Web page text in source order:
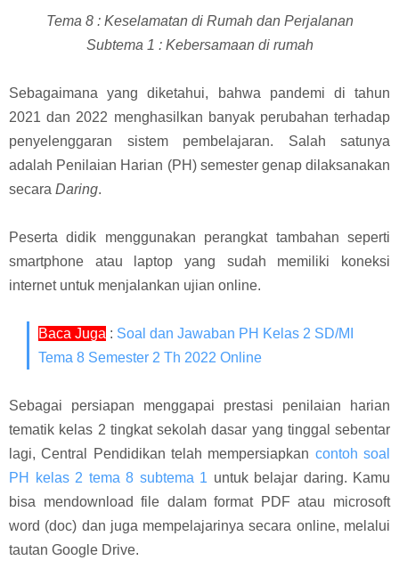
Tema 8 : Keselamatan di Rumah dan Perjalanan
Subtema 1 : Kebersamaan di rumah
Sebagaimana yang diketahui, bahwa pandemi di tahun
2021 dan 2022 menghasilkan banyak perubahan terhadap
penyelenggaran sistem pembelajaran. Salah satunya
adalah Penilaian Harian (PH) semester genap dilaksanakan
secara Daring.
Peserta didik menggunakan perangkat tambahan seperti
smartphone atau laptop yang sudah memiliki koneksi
internet untuk menjalankan ujian online.
Baca Juga : Soal dan Jawaban PH Kelas 2 SD/MI
Tema 8 Semester 2 Th 2022 Online
Sebagai persiapan menggapai prestasi penilaian harian
tematik kelas 2 tingkat sekolah dasar yang tinggal sebentar
lagi, Central Pendidikan telah mempersiapkan contoh soal
PH kelas 2 tema 8 subtema 1 untuk belajar daring. Kamu
bisa mendownload file dalam format PDF atau microsoft
word (doc) dan juga mempelajarinya secara online, melalui
tautan Google Drive.